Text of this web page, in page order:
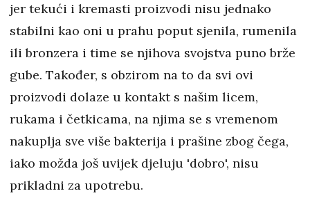
jer tekući i kremasti proizvodi nisu jednako
stabilni kao oni u prahu poput sjenila, rumenila
ili bronzera i time se njihova svojstva puno brže
gube. Također, s obzirom na to da svi ovi
proizvodi dolaze u kontakt s našim licem,
rukama i četkicama, na njima se s vremenom
nakuplja sve više bakterija i prašine zbog čega,
iako možda još uvijek djeluju 'dobro', nisu
prikladni za upotrebu.